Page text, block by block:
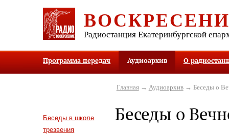
Радиостанция Екатеринбургской
Программа передач Аудиоархив О
Беседы в школе
трезвения
Главная→ Аудиоархив→ Беседы о
Беседы о